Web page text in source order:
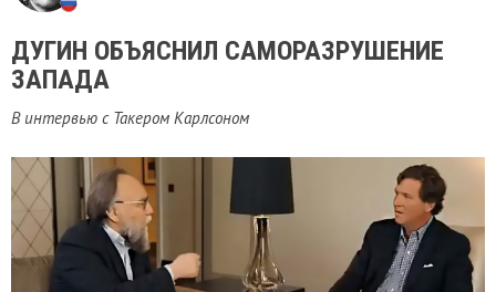
ДУГИН ОБЪЯСНИЛ САМОРАЗРУШЕНИЕ
ЗАПАДА
В интервью с Такером Карлсоном